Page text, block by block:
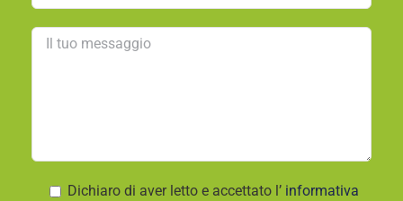
Dichiaro di aver letto e accettato l’ informativa